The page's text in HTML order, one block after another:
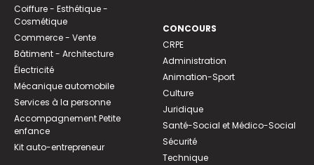
Coiffure - Esthétique -
Cosmétique
Commerce - Vente
Bâtiment - Architecture
Électricité
Mécanique automobile
Services à la personne
Accompagnement Petite
enfance
Kit auto-entrepreneur
CONCOURS
CRPE
Administration
Animation-Sport
Culture
Juridique
Santé-Social et Médico-Social
Sécurité
Technique